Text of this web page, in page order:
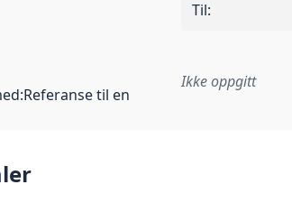
Til:
:Referanse til en
Ikke oppgitt